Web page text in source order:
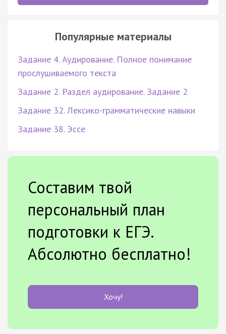
Популярные материалы
Задание 4. Аудирование. Полное понимание
прослушиваемого текста
Задание 2. Раздел аудирование. Задание 2
Задание 32. Лексико-грамматические навыки
Задание 38. Эссе
Составим твой
персональный план
подготовки к ЕГЭ.
Абсолютно бесплатно!
Хочу!